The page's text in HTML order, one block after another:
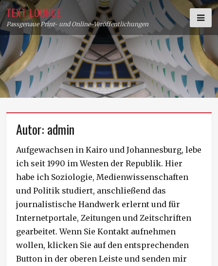
Skip
to
content
TEXT LOUNGE
Passgenaue Print- und Online-Veröffentlichungen
Autor: admin
Aufgewachsen in Kairo und Johannesburg, lebe
ich seit 1990 im Westen der Republik. Hier
habe ich Soziologie, Medienwissenschaften
und Politik studiert, anschließend das
journalistische Handwerk erlernt und für
Internetportale, Zeitungen und Zeitschriften
gearbeitet. Wenn Sie Kontakt aufnehmen
wollen, klicken Sie auf den entsprechenden
Button in der oberen Leiste und senden mir